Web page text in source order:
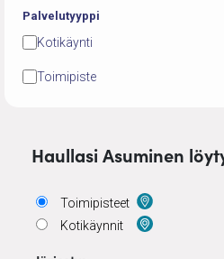
Palvelutyyppi
Kotikäynti
Toimipiste
Haullasi Asuminen
Toimipisteet
Kotikäynnit